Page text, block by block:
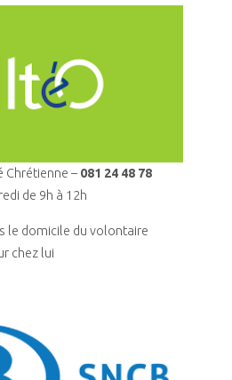
Chrétienne –081 24 48 78
de 9h à 12h
le domicile du volontaire
chez lui